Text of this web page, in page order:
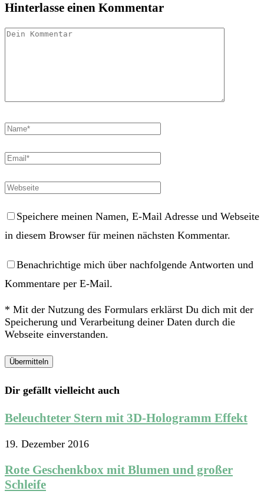
Hinterlasse einen Kommentar
Speichere meinen Namen, E-Mail Adresse und Webseite
in diesem Browser für meinen nächsten Kommentar.
Benachrichtige mich über nachfolgende Antworten und
Kommentare per E-Mail.
* Mit der Nutzung des Formulars erklärst Du dich mit der
Speicherung und Verarbeitung deiner Daten durch die
Webseite einverstanden.
Dir gefällt vielleicht auch
Beleuchteter Stern mit 3D-Hologramm Effekt
19. Dezember 2016
Rote Geschenkbox mit Blumen und großer
Schleife